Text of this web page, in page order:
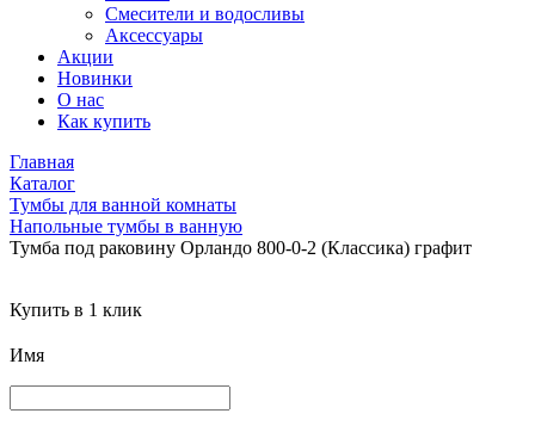
Смесители и водосливы
Аксессуары
Акции
Новинки
О нас
Как купить
Главная
Каталог
Тумбы для ванной комнаты
Напольные тумбы в ванную
Тумба под раковину Орландо 800-0-2 (Классикa) графит
Купить в 1 клик
Имя